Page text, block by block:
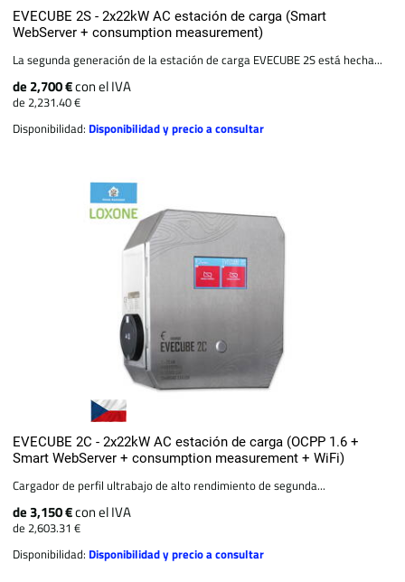
EVECUBE 2S - 2x22kW AC estación de carga (Smart
WebServer + consumption measurement)
La segunda generación de la estación de carga EVECUBE 2S está hecha...
de 2,700 €con el IVA
de 2,231.40 €
Disponibilidad: Disponibilidad y precio a consultar
EVECUBE 2C - 2x22kW AC estación de carga (OCPP 1.6 +
Smart WebServer + consumption measurement + WiFi)
Cargador de perfil ultrabajo de alto rendimiento de segunda...
de 3,150 €con el IVA
de 2,603.31 €
Disponibilidad: Disponibilidad y precio a consultar